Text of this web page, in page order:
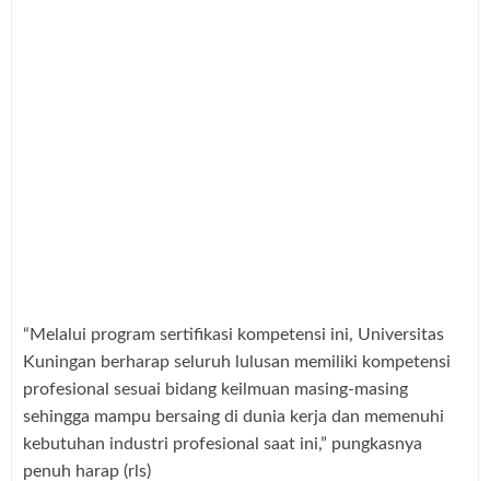
“Melalui program sertifikasi kompetensi ini, Universitas
Kuningan berharap seluruh lulusan memiliki kompetensi
profesional sesuai bidang keilmuan masing-masing
sehingga mampu bersaing di dunia kerja dan memenuhi
kebutuhan industri profesional saat ini,” pungkasnya
penuh harap (rls)